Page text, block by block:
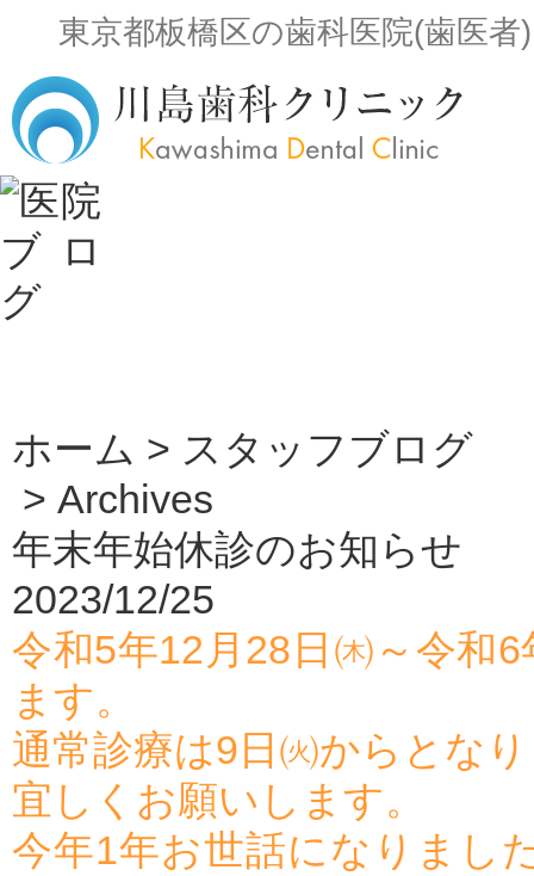
東京都板橋区の歯科医院(歯医
ホーム > スタッフブログ
> Archives
年末年始休診のお知らせ
2023/12/25
令和5年12月28日㈭～令和
ます。
通常診療は9日㈫からとな
宜しくお願いします。
今年1年お世話になりまし